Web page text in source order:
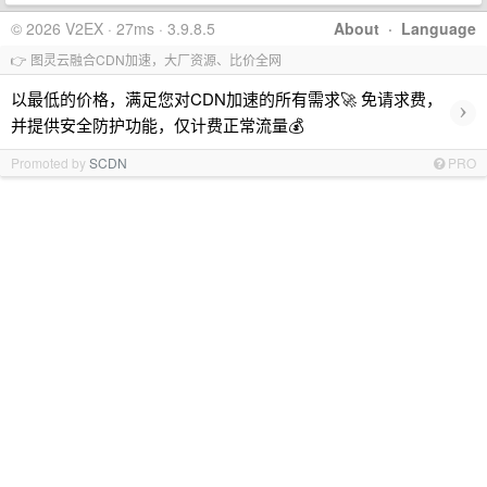
About · Language
© 2026 V2EX · 27ms · 3.9.8.5
👉 图灵云融合CDN加速，大厂资源、比价全网
以最低的价格，满足您对CDN加速的所有需求🚀 免请求费，
并提供安全防护功能，仅计费正常流量💰
›
Promoted bySCDN PRO